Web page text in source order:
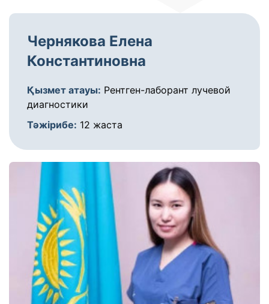
Чернякова Елена
Константиновна
Қызмет атауы: Рентген-лаборант лучевой
диагностики
Тәжірибе: 12 жаста